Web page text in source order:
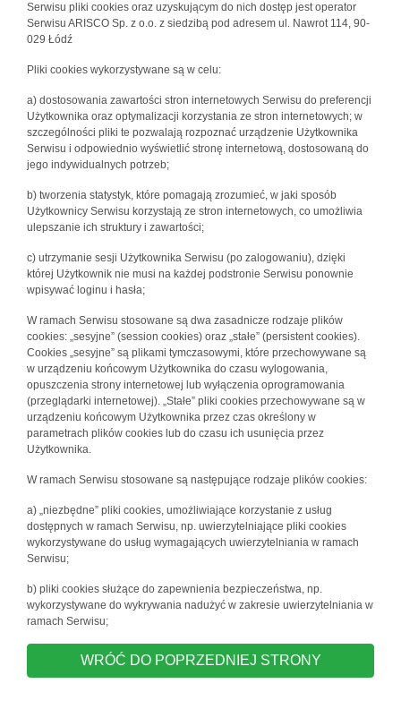
Serwisu pliki cookies oraz uzyskującym do nich dostęp jest operator
Serwisu ARISCO Sp. z o.o. z siedzibą pod adresem ul. Nawrot 114, 90-
029 Łódź
Pliki cookies wykorzystywane są w celu:
a) dostosowania zawartości stron internetowych Serwisu do preferencji
Użytkownika oraz optymalizacji korzystania ze stron internetowych; w
szczególności pliki te pozwalają rozpoznać urządzenie Użytkownika
Serwisu i odpowiednio wyświetlić stronę internetową, dostosowaną do
jego indywidualnych potrzeb;
b) tworzenia statystyk, które pomagają zrozumieć, w jaki sposób
Użytkownicy Serwisu korzystają ze stron internetowych, co umożliwia
ulepszanie ich struktury i zawartości;
c) utrzymanie sesji Użytkownika Serwisu (po zalogowaniu), dzięki
której Użytkownik nie musi na każdej podstronie Serwisu ponownie
wpisywać loginu i hasła;
W ramach Serwisu stosowane są dwa zasadnicze rodzaje plików
cookies: „sesyjne” (session cookies) oraz „stałe” (persistent cookies).
Cookies „sesyjne” są plikami tymczasowymi, które przechowywane są
w urządzeniu końcowym Użytkownika do czasu wylogowania,
opuszczenia strony internetowej lub wyłączenia oprogramowania
(przeglądarki internetowej). „Stałe” pliki cookies przechowywane są w
urządzeniu końcowym Użytkownika przez czas określony w
parametrach plików cookies lub do czasu ich usunięcia przez
Użytkownika.
W ramach Serwisu stosowane są następujące rodzaje plików cookies:
a) „niezbędne” pliki cookies, umożliwiające korzystanie z usług
dostępnych w ramach Serwisu, np. uwierzytelniające pliki cookies
wykorzystywane do usług wymagających uwierzytelniania w ramach
Serwisu;
b) pliki cookies służące do zapewnienia bezpieczeństwa, np.
wykorzystywane do wykrywania nadużyć w zakresie uwierzytelniania w
ramach Serwisu;
WRÓĆ DO POPRZEDNIEJ STRONY